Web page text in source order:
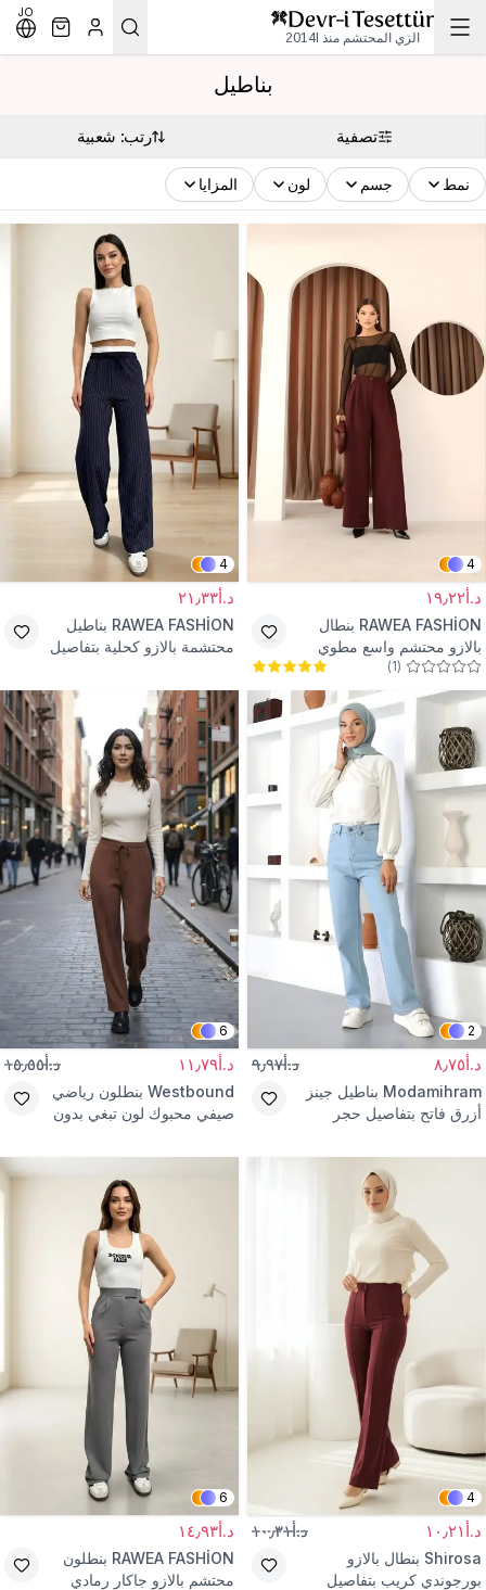
الزي المحتشم منذ 2014l
JO
بناطيل
تصفية رتب: شعبية
نمط جسم لون المزايا
4
د.أ١٩٫٢٢
RAWEA FASHİON بنطال
بالازو محتشم واسع مطوي
خصر عالٍ - عنابي
(
1
)
4
د.أ٢١٫٣٣
RAWEA FASHİON بناطيل
محتشمة بالازو كحلية بتفاصيل
2
د.أ٨٫٧٥ د.أ٩٫٩٧
Modamihram بناطيل جينز
أزرق فاتح بتفاصيل حجر
6
د.أ١١٫٧٩ د.أ١٥٫٥٥
Westbound بنطلون رياضي
صيفي محبوك لون تبغي بدون
4
د.أ١٠٫٢١ د.أ١٠٫٣١
Shirosa بنطال بالازو
بورجوندي كريب بتفاصيل
6
د.أ١٤٫٩٣
RAWEA FASHİON بنطلون
محتشم بالازو جاكار رمادي